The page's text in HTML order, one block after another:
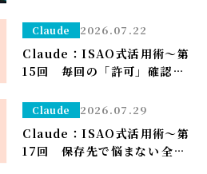
Zeimee、半年後の本格投入
Claude 2026.07.22
Claude：ISAO式活用術～第
15回 毎回の「許可」確認が
は「常に許可」で流す（※管
Claude 2026.07.29
Claude：ISAO式活用術～第
17回 保存先で悩まない――全部